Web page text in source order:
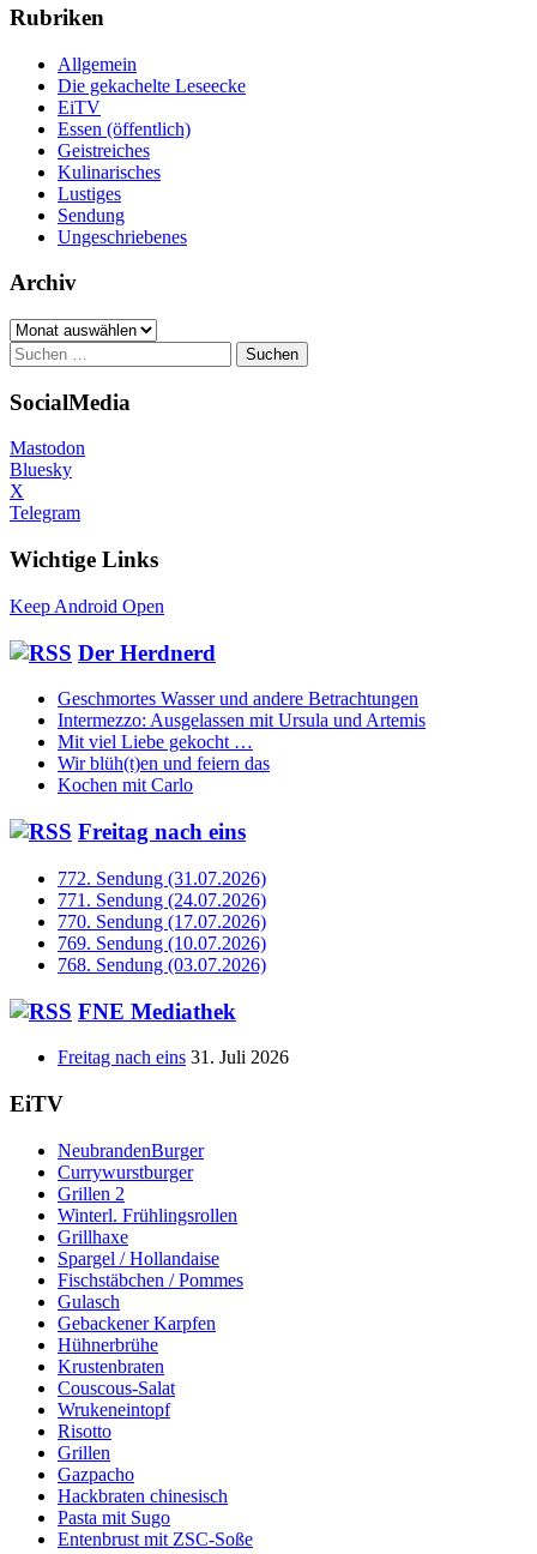
Rubriken
Allgemein
Die gekachelte Leseecke
EiTV
Essen (öffentlich)
Geistreiches
Kulinarisches
Lustiges
Sendung
Ungeschriebenes
Archiv
Archiv
Suchen
nach:
SocialMedia
Mastodon
Bluesky
X
Telegram
Wichtige Links
Keep Android Open
Der Herdnerd
Geschmortes Wasser und andere Betrachtungen
Intermezzo: Ausgelassen mit Ursula und Artemis
Mit viel Liebe gekocht …
Wir blüh(t)en und feiern das
Kochen mit Carlo
Freitag nach eins
772. Sendung (31.07.2026)
771. Sendung (24.07.2026)
770. Sendung (17.07.2026)
769. Sendung (10.07.2026)
768. Sendung (03.07.2026)
FNE Mediathek
Freitag nach eins 31. Juli 2026
EiTV
NeubrandenBurger
Currywurstburger
Grillen 2
Winterl. Frühlingsrollen
Grillhaxe
Spargel / Hollandaise
Fischstäbchen / Pommes
Gulasch
Gebackener Karpfen
Hühnerbrühe
Krustenbraten
Couscous-Salat
Wrukeneintopf
Risotto
Grillen
Gazpacho
Hackbraten chinesisch
Pasta mit Sugo
Entenbrust mit ZSC-Soße